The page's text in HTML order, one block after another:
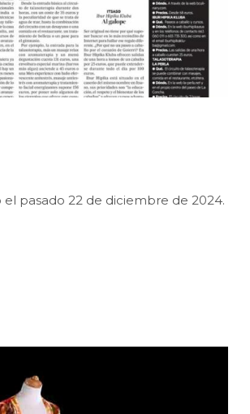
pasado 22 de diciembre de 2024.